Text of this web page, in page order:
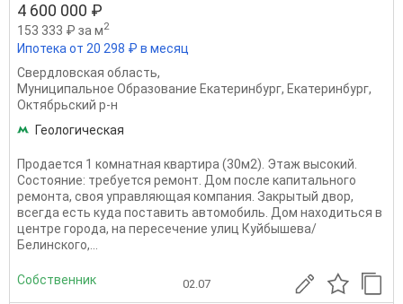
4 600 000 ₽
153 333 ₽ за м2
Ипотека от 20 298 ₽ в месяц
Свердловская область,
Муниципальное Образование Екатеринбург, Екатеринбург,
Октябрьский р-н
Геологическая
Продается 1 комнатная квартира (30м2). Этаж высокий.
Состояние: требуется ремонт. Дом после капитального
ремонта, своя управляющая компания. Закрытый двор,
всегда есть куда поставить автомобиль. Дом находиться в
центре города, на пересечение улиц Куйбышева/
Белинского,...
Собственник 02.07